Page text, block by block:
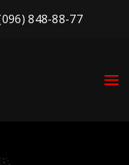
848-88-77